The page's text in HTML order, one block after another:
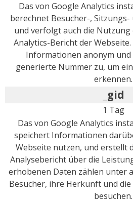
Das von Google Analytics
berechnet Besucher-,
und verfolgt auch die
Analytics-Bericht der
Informationen anonym
generierte Nummer zu, um
erkennen.
_gid
1 Tag
Das von Google Analytics
speichert Informationen
Webseite nutzen, und erstellt
Analysebericht über die
erhobenen Daten zählen unter
Besucher, ihre Herkunft und die
besuchen.